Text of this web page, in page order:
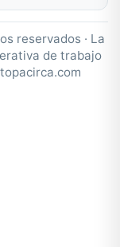
reservados · La
de trabajo